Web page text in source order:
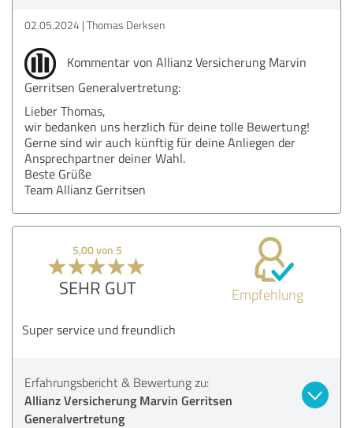
02.05.2024 Thomas Derksen
Kommentar von Allianz Versicherung Marvin
Gerritsen Generalvertretung:
Lieber Thomas,
wir bedanken uns herzlich für deine tolle Bewertung!
Gerne sind wir auch künftig für deine Anliegen der
Ansprechpartner deiner Wahl.
Beste Grüße
Team Allianz Gerritsen
5,00 von 5
SEHR GUT Empfehlung
Super service und freundlich
Erfahrungsbericht & Bewertung zu:
Allianz Versicherung Marvin Gerritsen
Generalvertretung